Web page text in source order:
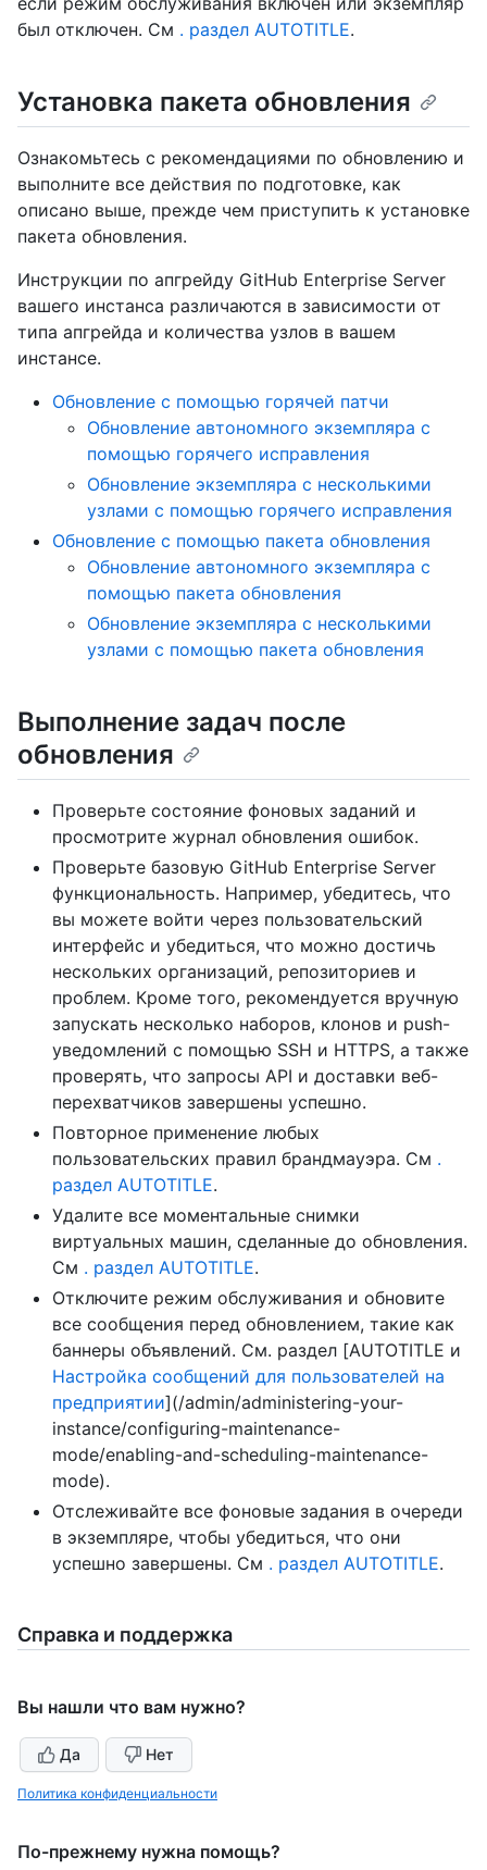
был отключен. См . раздел AUTOTITLE.
Установка пакета обновления
Ознакомьтесь с рекомендациями по обновлению и
выполните все действия по подготовке, как
описано выше, прежде чем приступить к установке
пакета обновления.
Инструкции по апгрейду GitHub Enterprise Server
вашего инстанса различаются в зависимости от
типа апгрейда и количества узлов в вашем
инстансе.
Обновление с помощью горячей патчи
Обновление автономного экземпляра с
помощью горячего исправления
Обновление экземпляра с несколькими
узлами с помощью горячего исправления
Обновление с помощью пакета обновления
Обновление автономного экземпляра с
помощью пакета обновления
Обновление экземпляра с несколькими
узлами с помощью пакета обновления
Выполнение задач после
обновления
Проверьте состояние фоновых заданий и
просмотрите журнал обновления ошибок.
Проверьте базовую GitHub Enterprise Server
функциональность. Например, убедитесь, что
вы можете войти через пользовательский
интерфейс и убедиться, что можно достичь
нескольких организаций, репозиториев и
проблем. Кроме того, рекомендуется вручную
запускать несколько наборов, клонов и push-
уведомлений с помощью SSH и HTTPS, а также
проверять, что запросы API и доставки веб-
перехватчиков завершены успешно.
Повторное применение любых
пользовательских правил брандмауэра. См .
раздел AUTOTITLE.
Удалите все моментальные снимки
виртуальных машин, сделанные до обновления.
См . раздел AUTOTITLE.
Отключите режим обслуживания и обновите
все сообщения перед обновлением, такие как
баннеры объявлений. См. раздел [AUTOTITLE и
Настройка сообщений для пользователей на
предприятии](/admin/administering-your-
instance/configuring-maintenance-
mode/enabling-and-scheduling-maintenance-
mode).
Отслеживайте все фоновые задания в очереди
в экземпляре, чтобы убедиться, что они
успешно завершены. См . раздел AUTOTITLE.
Справка и поддержка
Вы нашли что вам нужно?
Да Нет
Политика конфиденциальности
По-прежнему нужна помощь?